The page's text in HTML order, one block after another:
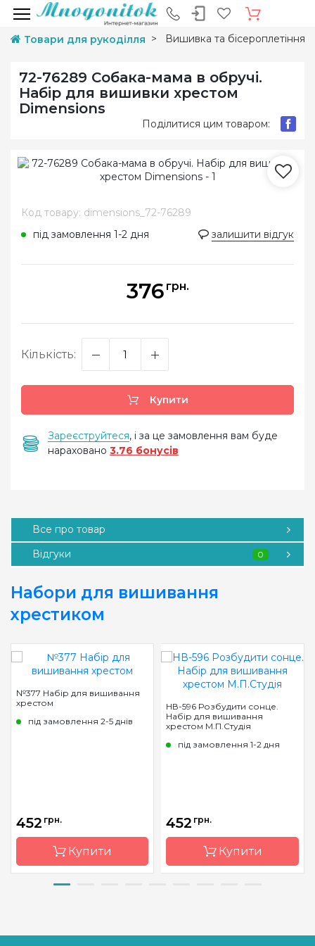
Товари для рукоділля Вишивка та бісероплетіння
72-76289 Собака-мама в обручі.
Набір для вишивки хрестом
Dimensions
Поділитися цим товаром:
Код товару: dimensions_72-76289
під замовлення 1-2 дня
залишити відгук
376 грн.
Кількість:
Купити
Зареєструйтеся, і за це замовлення вам буде
нараховано 3.76 бонусів
Все про товар
Відгуки
0
Набори для вишивання
хрестиком
№377 Набір для вишивання
хрестом
під замовлення 2-5 днів
452 грн.
Купити
НВ-596 Розбудити сонце.
Набір для вишивання
хрестом М.П.Студія
під замовлення 1-2 дня
452 грн.
Купити
Країна
Росія